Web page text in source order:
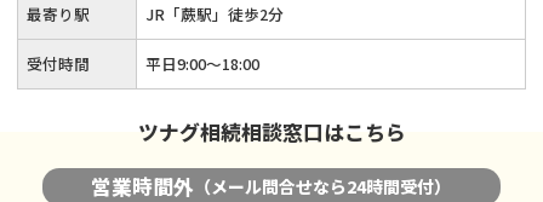
最寄り駅 JR「蕨駅」徒歩2分
受付時間 平日9:00～18:00
ツナグ相続相談窓口はこちら
営業時間外 （メール問合せなら24時間受付）